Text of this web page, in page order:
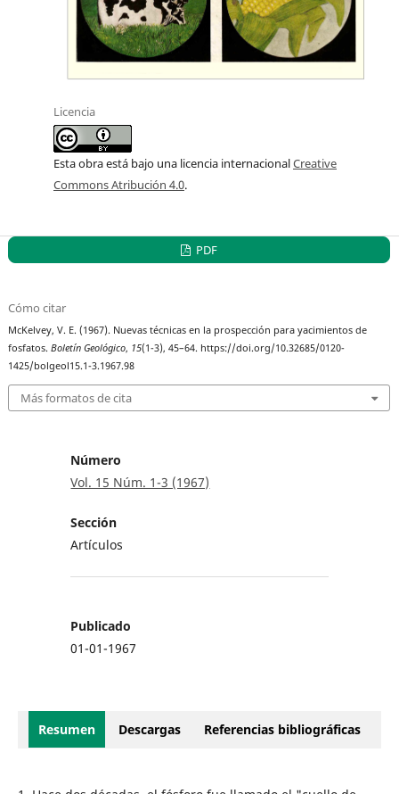
Licencia
Esta obra está bajo una licencia internacionalCreative
Commons Atribución 4.0.
PDF
Cómo citar
McKelvey, V. E. (1967). Nuevas técnicas en la prospección para yacimientos de
fosfatos.Boletín Geológico, 15(1-3), 45–64. https://doi.org/10.32685/0120-
1425/bolgeol15.1-3.1967.98
Más formatos de cita
Número
Vol. 15 Núm. 1-3 (1967)
Sección
Artículos
Publicado
01-01-1967
Resumen Descargas Referencias bibliográficas